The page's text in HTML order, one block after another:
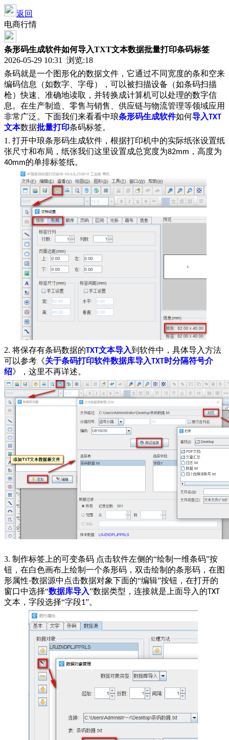
返回
电商行情
条形码生成软件如何导入TXT文本数据批量打印条码标签
2026-05-29 10:31 浏览:18
条码就是一个图形化的数据文件，它通过不同宽度的条和空来
编码信息（如数字、字母），可以被扫描设备（如条码扫描
枪）快速、准确地读取，并转换成计算机可以处理的数字信
息。在生产制造、零售与销售、供应链与物流管理等领域应用
非常广泛。下面我们来看看中琅条形码生成软件如何导入TXT
文本数据批量打印条码标签。
1. 打开中琅条形码生成软件，根据打印机中的实际纸张设置纸
张尺寸和布局，纸张我们这里设置成总宽度为82mm ，高度为
40mm的单排标签纸。
2. 将保存有条码数据的TXT文本导入到软件中，具体导入方法
可以参考《关于条码打印软件数据库导入TXT时分隔符号介
绍》，这里不再详述。
3. 制作标签上的可变条码 点击软件左侧的“绘制一维条码”按
钮，在白色画布上绘制一个条形码，双击绘制的条形码，在图
形属性-数据源中点击数据对象下面的“编辑”按钮，在打开的
窗口中选择“数据库导入”数据类型，连接就是上面导入的TXT
文本，字段选择“字段1”。